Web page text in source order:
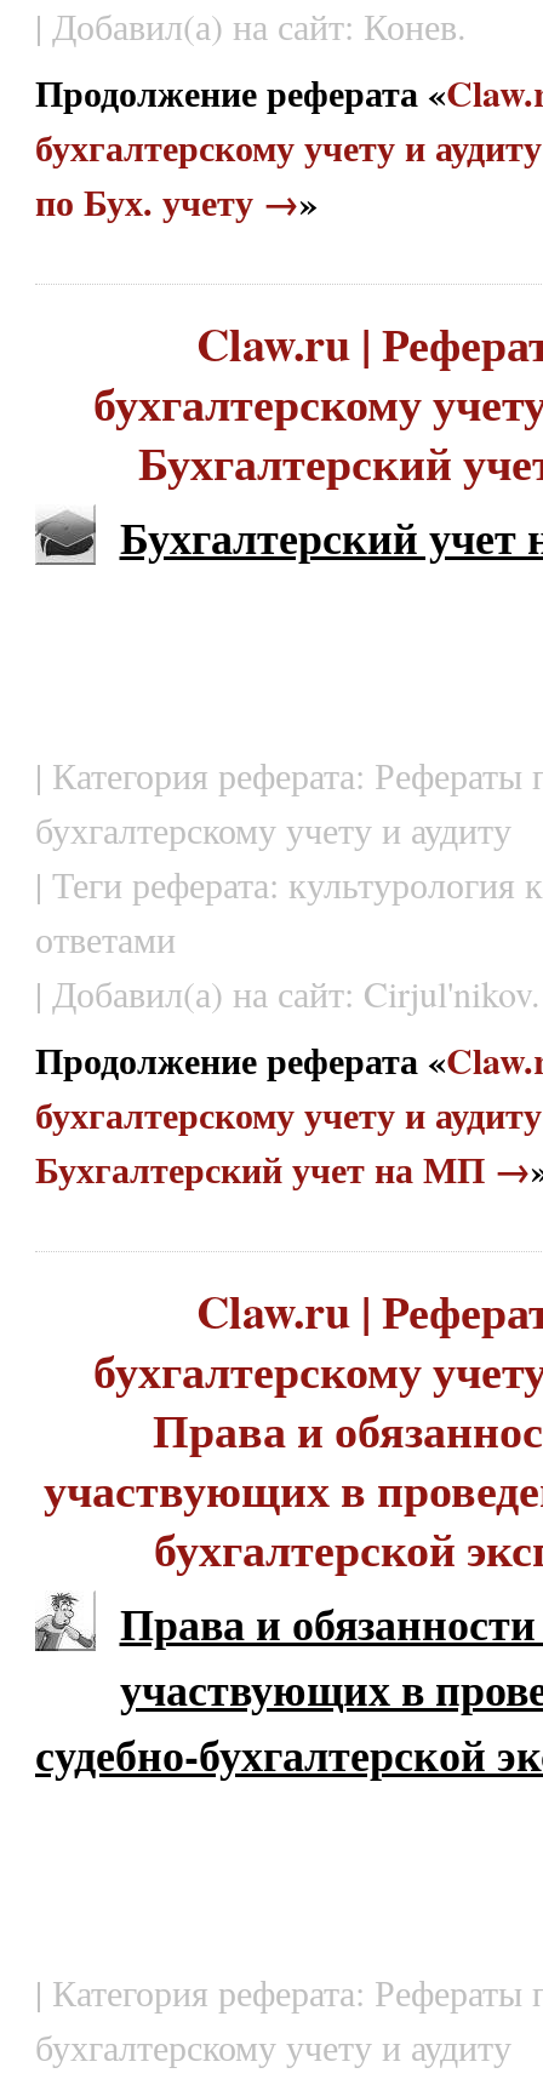
| Добавил(а) на сайт: Конев.
Продолжение реферата «
бухгалтерскому учету и
по Бух. учету →»
Claw.ru |
бухгалтерскому
Бухгалтерский
Бухгалтерский
| Категория реферата: Рефераты
бухгалтерскому учету и аудиту
| Теги реферата: культурология
ответами
| Добавил(а) на сайт: Cirjul'nikov.
Продолжение реферата «
бухгалтерскому учету и
Бухгалтерский учет на МП →
Claw.ru |
бухгалтерскому
Права и
участвующих в
бухгалтерской
Права и
участвующих в
судебно-бухгалтерской
| Категория реферата: Рефераты
бухгалтерскому учету и аудиту